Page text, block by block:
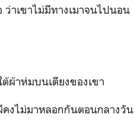
าเขาไม่มีทางเมาจนไปนอน
ผ้าห่มบนเตียงของเขา
คงไม่มาหลอกกันตอนกลางวัน